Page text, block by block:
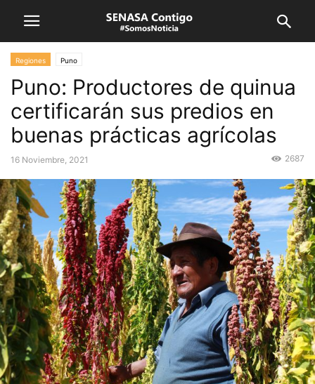
Regiones Puno
Puno: Productores de quinua
certificarán sus predios en
buenas prácticas agrícolas
16 Noviembre, 2021 2687